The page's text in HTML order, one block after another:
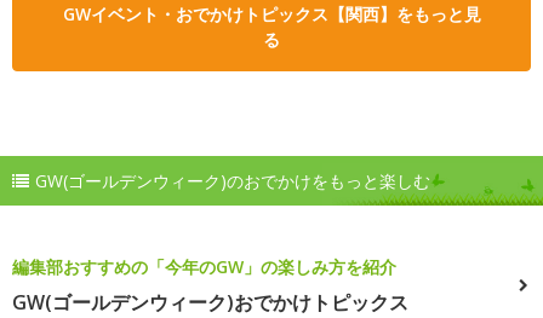
GWイベント・おでかけトピックス【関西】をもっと見
る
GW(ゴールデンウィーク)のおでかけをもっと楽しむ
編集部おすすめの「今年のGW」の楽しみ方を紹介
GW(ゴールデンウィーク)おでかけトピックス